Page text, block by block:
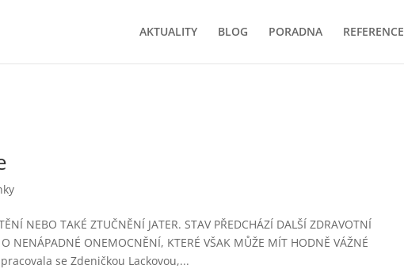
AKTUALITY BLOG PORADNA REFERENCE
NEBO TAKÉ ZTUČNĚNÍ JATER. STAV PŘEDCHÁZÍ DALŠÍ ZDRAVOTNÍ
NENÁPADNÉ ONEMOCNĚNÍ, KTERÉ VŠAK MŮŽE MÍT HODNĚ VÁŽNÉ
se Zdeničkou Lackovou,...